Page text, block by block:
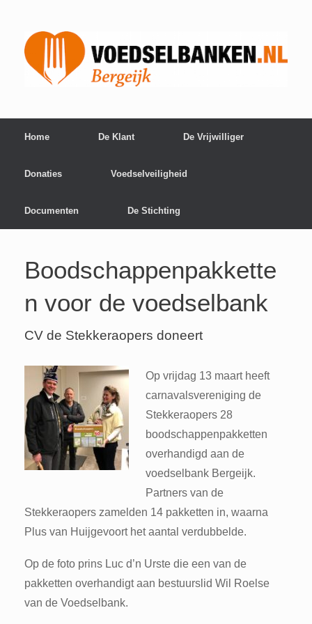
Home De Klant De Vrijwilliger
Donaties Voedselveiligheid
Documenten De Stichting
Boodschappenpakkette
n voor de voedselbank
CV de Stekkeraopers doneert
Op vrijdag 13 maart heeft
carnavalsvereniging de
Stekkeraopers 28
boodschappenpakketten
overhandigd aan de
voedselbank Bergeijk.
Partners van de
Stekkeraopers zamelden 14 pakketten in, waarna
Plus van Huijgevoort het aantal verdubbelde.
Op de foto prins Luc d’n Urste die een van de
pakketten overhandigt aan bestuurslid Wil Roelse
van de Voedselbank.